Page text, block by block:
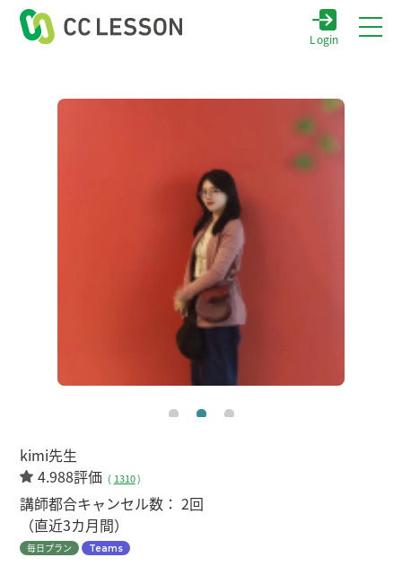
Login
kimi先生
4.988評価 ( 1310)
講師都合キャンセル数：2回
（直近3カ月間）
毎日プラン Teams